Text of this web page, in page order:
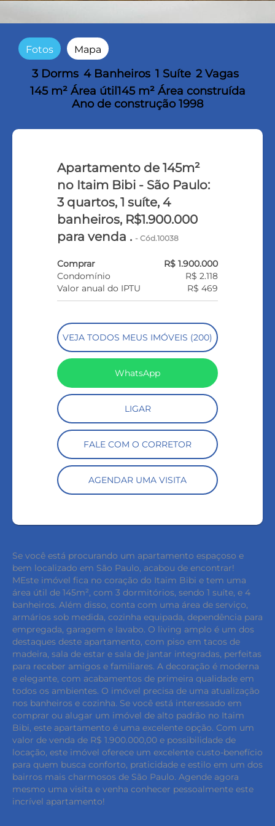
Fotos Mapa
3 Dorms 4 Banheiros 1 Suíte 2 Vagas
145 m² Área útil 145 m² Área construída
Ano de construção 1998
Apartamento de 145m²
no Itaim Bibi - São Paulo:
3 quartos, 1 suíte, 4
banheiros, R$1.900.000
para venda . - Cód.10038
Comprar
R$ 1.900.000
Condomínio
R$ 2.118
Valor anual do IPTU
R$ 469
VEJA TODOS MEUS IMÓVEIS (200)
WhatsApp
LIGAR
FALE COM O CORRETOR
AGENDAR UMA VISITA
Se você está procurando um apartamento espaçoso e
bem localizado em São Paulo, acabou de encontrar!
MEste imóvel fica no coração do Itaim Bibi e tem uma
área útil de 145m², com 3 dormitórios, sendo 1 suíte, e 4
banheiros. Além disso, conta com uma área de serviço,
armários sob medida, cozinha equipada, dependência para
empregada, garagem e lavabo. O living amplo é um dos
destaques deste apartamento, com piso em tacos de
madeira, sala de estar e sala de jantar integradas, perfeitas
para receber amigos e familiares. A decoração é moderna
e elegante, com acabamentos de primeira qualidade em
todos os ambientes. O imóvel precisa de uma atualização
nos banheiros e cozinha. Se você está interessado em
comprar ou alugar um imóvel de alto padrão no Itaim
Bibi, este apartamento é uma excelente opção. Com um
valor de venda de R$ 1.900.000,00 e possibilidade de
locação, este imóvel oferece um excelente custo-benefício
para quem busca conforto, praticidade e estilo em um dos
bairros mais charmosos de São Paulo. Agende agora
mesmo uma visita e venha conhecer pessoalmente este
incrível apartamento!